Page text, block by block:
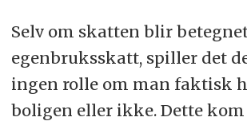
Selv om skatten blir
egenbruksskatt, spiller det
ingen rolle om man faktisk
boligen eller ikke. Dette